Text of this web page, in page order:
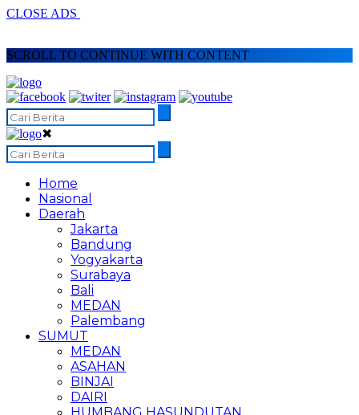
CLOSE ADS
SCROLL TO CONTINUE WITH CONTENT
✖
Home
Nasional
Daerah
Jakarta
Bandung
Yogyakarta
Surabaya
Bali
MEDAN
Palembang
SUMUT
MEDAN
ASAHAN
BINJAI
DAIRI